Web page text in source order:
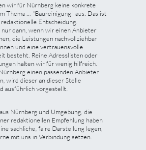
wir für Nürnberg keine konkrete
Thema ... "Baureinigung" aus. Das ist
Entscheidung.
dann, wenn wir einen Anbieter
die Leistungen nachvollziehbar
und eine vertrauensvolle
besteht. Reine Adresslisten oder
halten wir für wenig hilfreich.
einen passenden Anbieter
wird dieser an dieser Stelle
ausführlich vorgestellt.
Nürnberg und Umgebung, die
redaktionellen Empfehlung haben
sachliche, faire Darstellung legen,
mit uns in Verbindung setzen.